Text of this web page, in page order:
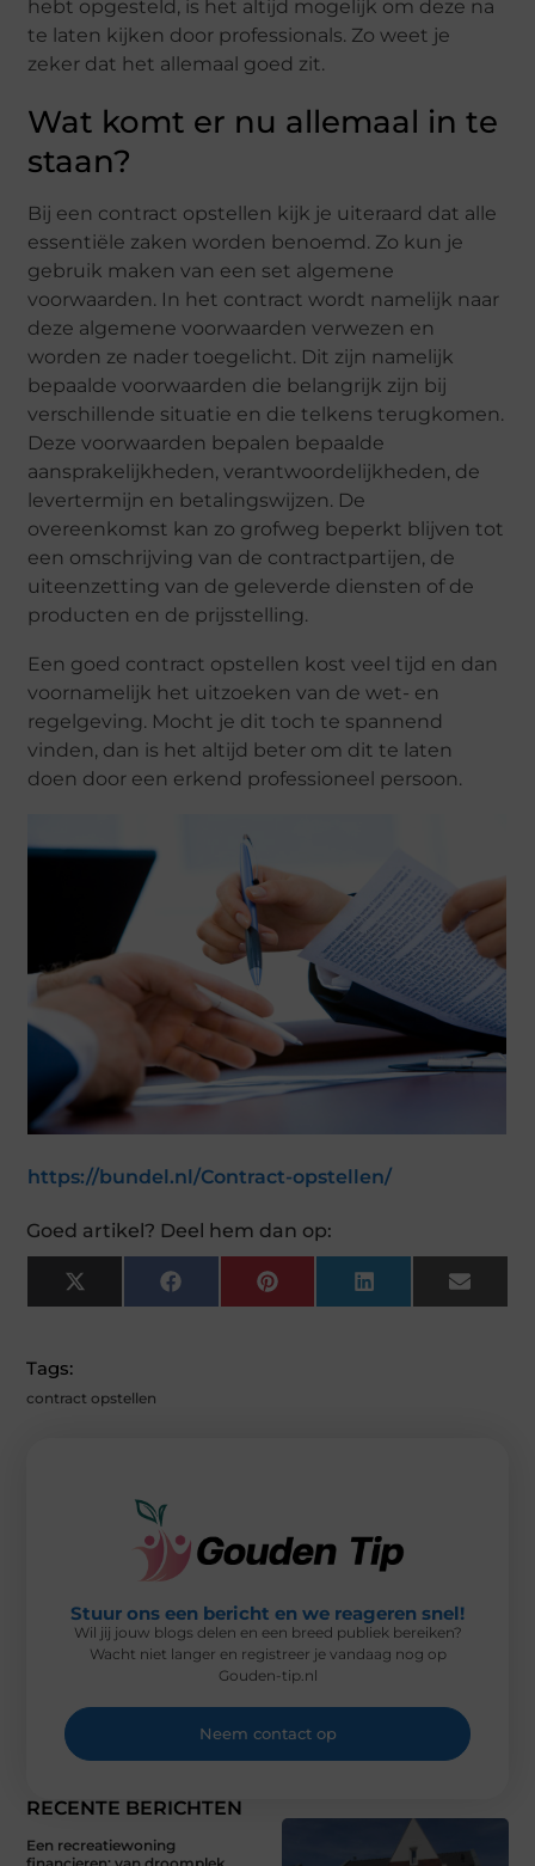
hebt opgesteld, is het altijd mogelijk om deze na
te laten kijken door professionals. Zo weet je
zeker dat het allemaal goed zit.
Wat komt er nu allemaal in te
staan?
Bij een contract opstellen kijk je uiteraard dat alle
essentiële zaken worden benoemd. Zo kun je
gebruik maken van een set algemene
voorwaarden. In het contract wordt namelijk naar
deze algemene voorwaarden verwezen en
worden ze nader toegelicht. Dit zijn namelijk
bepaalde voorwaarden die belangrijk zijn bij
verschillende situatie en die telkens terugkomen.
Deze voorwaarden bepalen bepaalde
aansprakelijkheden, verantwoordelijkheden, de
levertermijn en betalingswijzen. De
overeenkomst kan zo grofweg beperkt blijven tot
een omschrijving van de contractpartijen, de
uiteenzetting van de geleverde diensten of de
producten en de prijsstelling.
Een goed contract opstellen kost veel tijd en dan
voornamelijk het uitzoeken van de wet- en
regelgeving. Mocht je dit toch te spannend
vinden, dan is het altijd beter om dit te laten
doen door een erkend professioneel persoon.
https://bundel.nl/Contract-opstellen/
Goed artikel? Deel hem dan op:
X
(
T
E
F
A
P
I
L
I
E
M
Tags:
contract opstellen
RECENTE BERICHTEN
Een recreatiewoning
Stuur ons een bericht en we reageren snel!
Wil jij jouw blogs delen en een breed publiek bereiken?
Wacht niet langer en registreer je vandaag nog op
Gouden-tip.nl
Neem contact op